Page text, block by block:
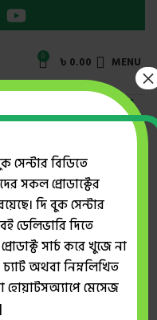
0 ৳ 0.00 MENU
সেন্টার বিডিতে
সকল প্রোডাক্টের
দি বুক সেন্টার
ডেলিভারি দিতে
সার্চ করে খুজে না
অথবা নিম্নলিখিত
মেসেজ
×